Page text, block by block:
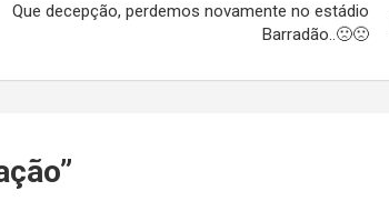
Que decepção, perdemos novamente no estádio
Barradão..🙁🙁
”